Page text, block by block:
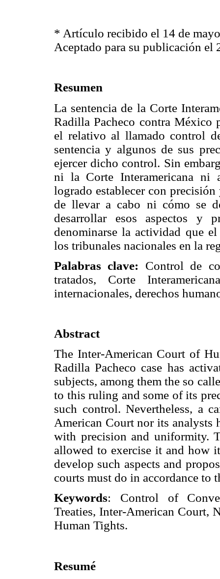
* Artículo recibido el 14 de
Aceptado para su publicación el
Resumen
La sentencia de la Corte
Radilla Pacheco contra México
el relativo al llamado control
sentencia y algunos de sus
ejercer dicho control. Sin
ni la Corte Interamericana ni
logrado establecer con
de llevar a cabo ni cómo se
desarrollar esos aspectos y
denominarse la actividad que
los tribunales nacionales en la
Palabras clave: Control de
tratados, Corte
internacionales, derechos
Abstract
The Inter-American Court of
Radilla Pacheco case has
subjects, among them the so
to this ruling and some of its
such control. Nevertheless, a
American Court nor its analysts
with precision and uniformity.
allowed to exercise it and how
develop such aspects and
courts must do in accordance to
Keywords: Control of
Treaties, Inter-American Court,
Human Tights.
Resumé